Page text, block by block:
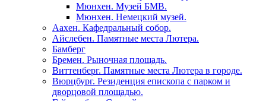
Мюнхен. Музей БМВ.
Мюнхен. Немецкий музей.
Аахен. Кафедральный собор.
Айслебен. Памятные места Лютера.
Бамберг
Бремен. Рыночная площадь.
Виттенберг. Памятные места Лютера в городе.
Вюрцбург. Резиденция епископа с парком и
дворцовой площадью.